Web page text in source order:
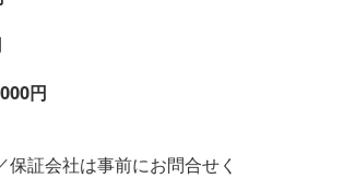
円
保証会社は事前にお問合せく